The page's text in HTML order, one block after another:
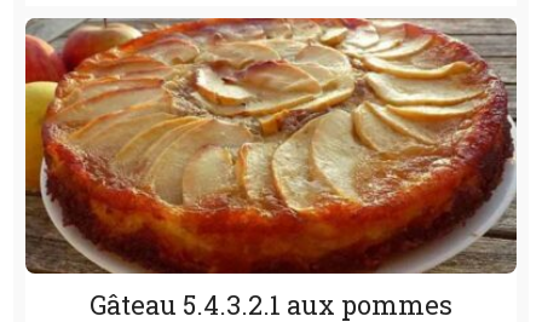
Gâteau 5.4.3.2.1 aux pommes